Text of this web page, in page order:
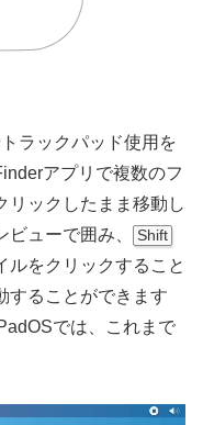
ラックパッド使用を
アプリで複数のフ
リックしたまま移動し
ューで囲み、
Shift
ルをクリックすること
することができます
では、これまで